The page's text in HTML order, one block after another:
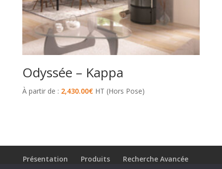
Odyssée – Kappa
À partir de : 2,430.00€HT (Hors Pose)
Présentation Produits
Recherche Avancée